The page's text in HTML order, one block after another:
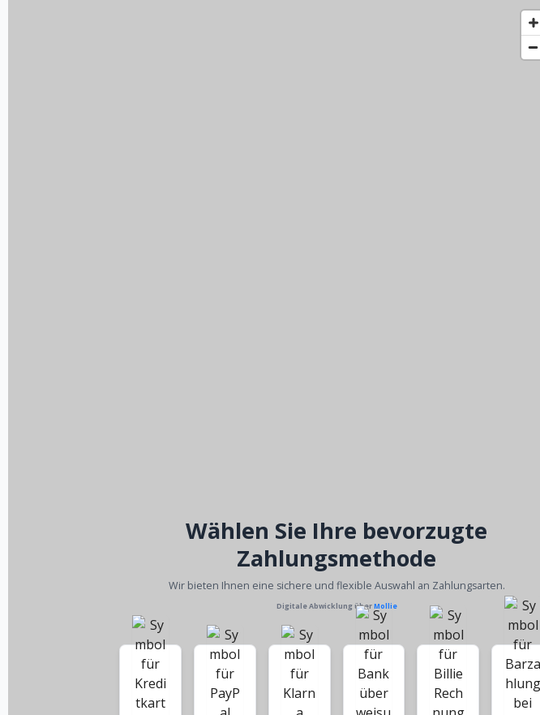
Wählen Sie Ihre bevorzugte
Zahlungsmethode
Wir bieten Ihnen eine sichere und flexible Auswahl an Zahlungsarten.
Digitale Abwicklung überMollie